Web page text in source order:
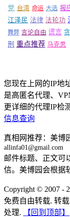
党 台湾 命运 大选 报
江泽民 法律 法轮功
舞弊 言论自由 谎言
刑 重点推荐 马克思
您现在上网的IP地
是高匿名代理、
更详细的代理IP检
信息查询
真相网推荐：美博
allinfa01@gmail.com
邮件标题、正文可
信。美博园会根据
Copyright © 2007 -
免费自由转载. 转
处理.
【回到顶部】